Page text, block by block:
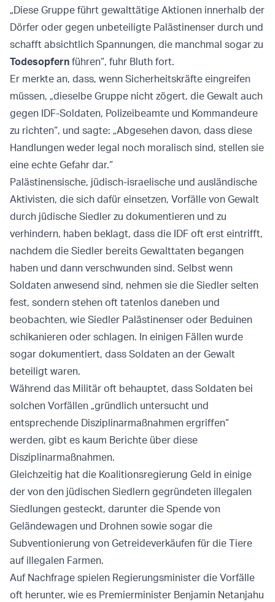
„Diese Gruppe führt gewalttätige Aktionen innerhalb der
Dörfer oder gegen unbeteiligte Palästinenser durch und
schafft absichtlich Spannungen, die manchmal sogar zu
Todesopfern führen“, fuhr Bluth fort.
Er merkte an, dass, wenn Sicherheitskräfte eingreifen
müssen, „dieselbe Gruppe nicht zögert, die Gewalt auch
gegen IDF-Soldaten, Polizeibeamte und Kommandeure
zu richten“, und sagte: „Abgesehen davon, dass diese
Handlungen weder legal noch moralisch sind, stellen sie
eine echte Gefahr dar.“
Palästinensische, jüdisch-israelische und ausländische
Aktivisten, die sich dafür einsetzen, Vorfälle von Gewalt
durch jüdische Siedler zu dokumentieren und zu
verhindern, haben beklagt, dass die IDF oft erst eintrifft,
nachdem die Siedler bereits Gewalttaten begangen
haben und dann verschwunden sind. Selbst wenn
Soldaten anwesend sind, nehmen sie die Siedler selten
fest, sondern stehen oft tatenlos daneben und
beobachten, wie Siedler Palästinenser oder Beduinen
schikanieren oder schlagen. In einigen Fällen wurde
sogar dokumentiert, dass Soldaten an der Gewalt
beteiligt waren.
Während das Militär oft behauptet, dass Soldaten bei
solchen Vorfällen „gründlich untersucht und
entsprechende Disziplinarmaßnahmen ergriffen“
werden, gibt es kaum Berichte über diese
Disziplinarmaßnahmen.
Gleichzeitig hat die Koalitionsregierung Geld in einige
der von den jüdischen Siedlern gegründeten illegalen
Siedlungen gesteckt, darunter die Spende von
Geländewagen und Drohnen sowie sogar die
Subventionierung von Getreideverkäufen für die Tiere
auf illegalen Farmen.
Auf Nachfrage spielen Regierungsminister die Vorfälle
oft herunter, wie es Premierminister Benjamin Netanjahu